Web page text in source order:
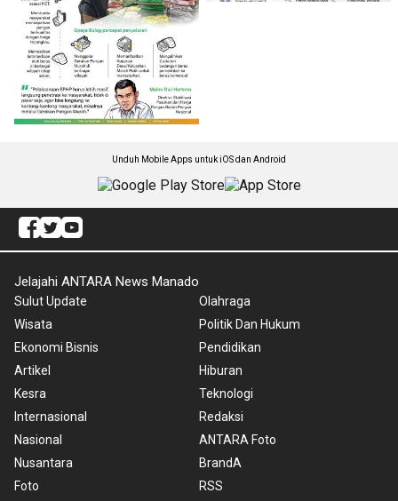
Unduh Mobile Apps untuk iOS dan Android
Jelajahi ANTARA News Manado
Sulut Update
Wisata
Ekonomi Bisnis
Artikel
Kesra
Internasional
Nasional
Nusantara
Foto
Olahraga
Politik Dan Hukum
Pendidikan
Hiburan
Teknologi
Redaksi
ANTARA Foto
BrandA
RSS